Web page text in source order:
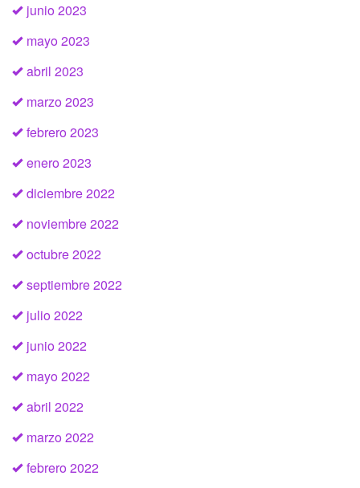
junio 2023
mayo 2023
abril 2023
marzo 2023
febrero 2023
enero 2023
diciembre 2022
noviembre 2022
octubre 2022
septiembre 2022
julio 2022
junio 2022
mayo 2022
abril 2022
marzo 2022
febrero 2022